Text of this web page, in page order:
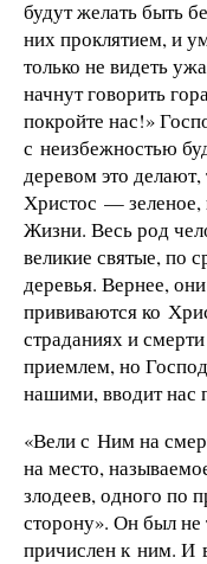
будут желать быть
них проклятием, и
только не видеть
начнут говорить
покройте нас!»
с неизбежностью
деревом это
Христос — зеленое,
Жизни. Весь род
великие святые, по
деревья. Вернее,
прививаются ко
страданиях и
приемлем, но
нашими, вводит нас
«Вели с Ним на
на место,
злодеев, одного по
сторону». Он был не
причислен к ним. И